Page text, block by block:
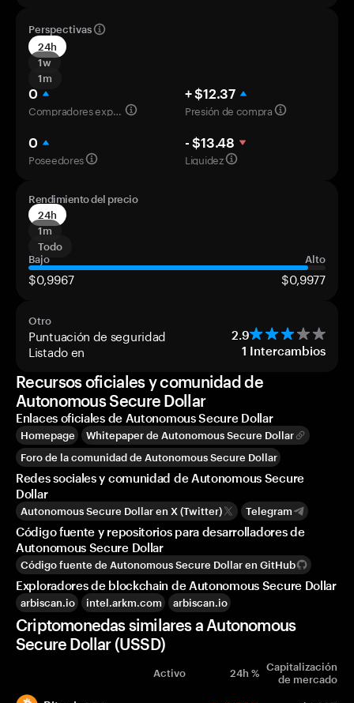
Perspectivas
24h
1w
1m
0
Compradores experimentados
+ $12.37
Presión de compra
0
Poseedores
- $13.48
Liquidez
Rendimiento del precio
24h
1m
Todo
Bajo
Alto
$0,9967 $0,9977
Otro
Puntuación de seguridad 2.9
Listado en 1 Intercambios
Recursos oficiales y comunidad de
Autonomous Secure Dollar
Enlaces oficiales de Autonomous Secure Dollar
Homepage
Whitepaper de Autonomous Secure Dollar
Foro de la comunidad de Autonomous Secure Dollar
Redes sociales y comunidad de Autonomous Secure
Dollar
Autonomous Secure Dollar en X (Twitter) Telegram
Código fuente y repositorios para desarrolladores de
Autonomous Secure Dollar
Código fuente de Autonomous Secure Dollar en GitHub
Exploradores de blockchain de Autonomous Secure Dollar
arbiscan.io intel.arkm.com arbiscan.io
Criptomonedas similares a Autonomous
Secure Dollar (USSD)
Activo 24h % Capitalización
de mercado